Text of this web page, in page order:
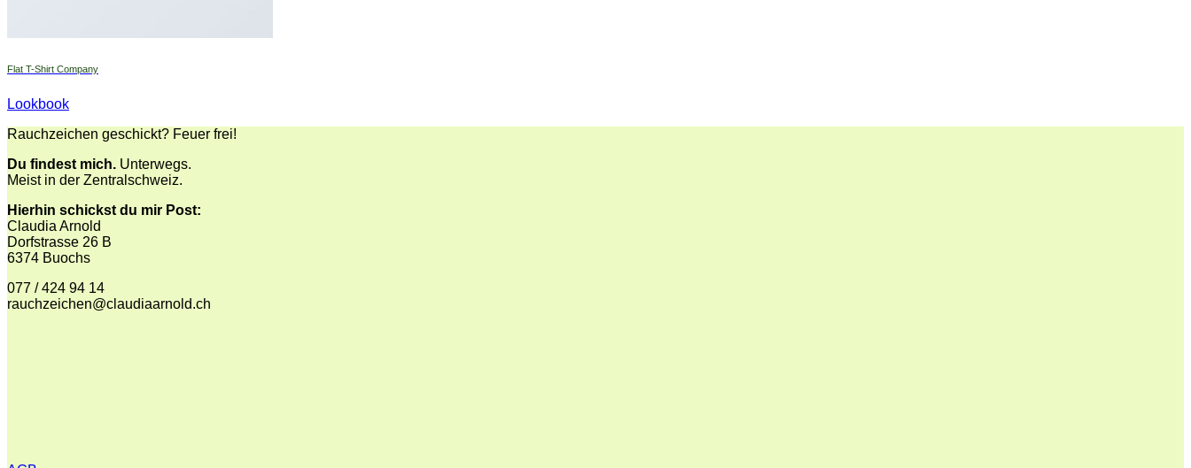
Flat T-Shirt Company
Lookbook
Rauchzeichen geschickt? Feuer frei!
Du findest mich. Unterwegs.
Meist in der Zentralschweiz.
Hierhin schickst du mir Post:
Claudia Arnold
Dorfstrasse 26 B
6374 Buochs
077 / 424 94 14
rauchzeichen@claudiaarnold.ch